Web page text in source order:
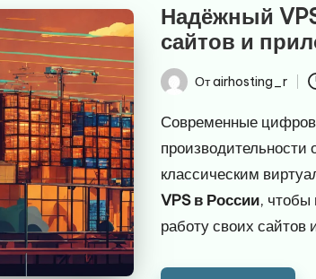
Надёжный
сайтов и
Запись
от
Отairhosting_r
Современные
классическим
VPS в России, чтобы
работу своих сайтов